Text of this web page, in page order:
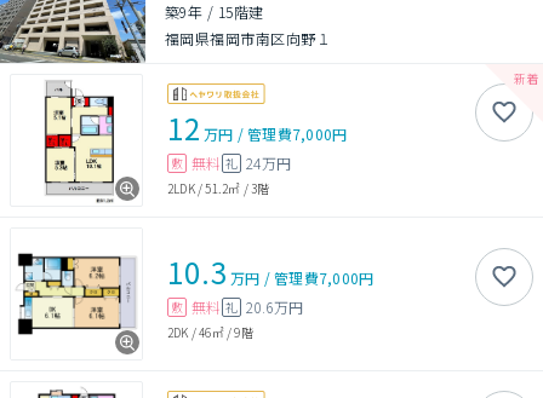
築9年 / 15階建
福岡県福岡市南区向野１
12 万円 /管理費7,000円
敷 無料 礼 24万円
2LDK/51.2㎡ /3階
10.3 万円 /管理費7,000円
敷 無料 礼 20.6万円
2DK /46㎡/9階